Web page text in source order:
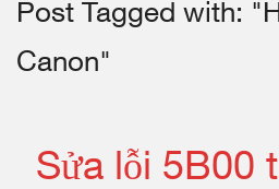
Post Tagged with:
Canon"
Sửa lỗi 5B00